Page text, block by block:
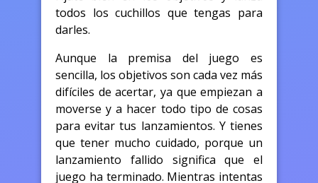
todos los cuchillos que tengas para
darles.
Aunque la premisa del juego es
sencilla, los objetivos son cada vez más
difíciles de acertar, ya que empiezan a
moverse y a hacer todo tipo de cosas
para evitar tus lanzamientos. Y tienes
que tener mucho cuidado, porque un
lanzamiento fallido significa que el
juego ha terminado. Mientras intentas